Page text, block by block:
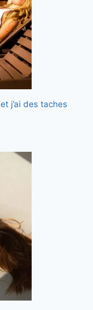
j’ai des taches